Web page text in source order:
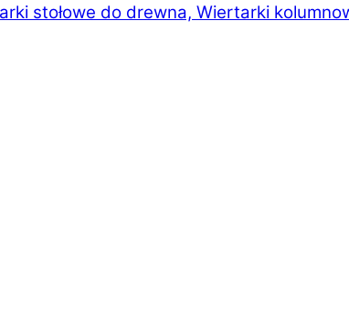
stołowe do drewna, Wiertarki